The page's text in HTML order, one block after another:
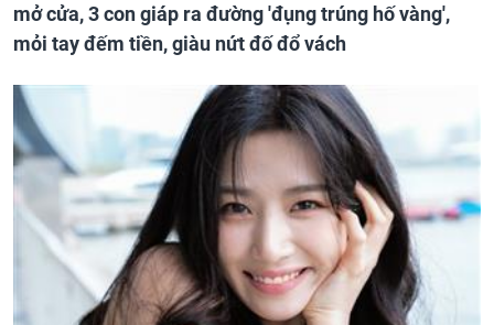
mở cửa, 3 con giáp ra đường 'đụng trúng hố vàng',
mỏi tay đếm tiền, giàu nứt đố đổ vách